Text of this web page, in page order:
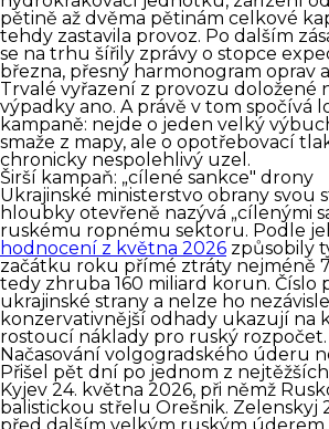
pětině až dvěma pětinám celkové
tehdy zastavila provoz. Po dalším
se na trhu šířily zprávy o stopce
března, přesný harmonogram oprav
Trvalé vyřazení z provozu doložené
výpadky ano. A právě v tom spočívá
kampaně: nejde o jeden velký
smaže z mapy, ale o opotřebovací
chronicky nespolehlivý uzel.
Širší kampaň: „cílené sankce" drony
Ukrajinské ministerstvo obrany svou
hloubky otevřeně nazývá „cílenými
ruskému ropnému sektoru. Podle
hodnocení z května 2026 způsobily
začátku roku přímé ztráty nejméně
tedy zhruba 160 miliard korun. Číslo
ukrajinské strany a nelze ho
konzervativnější odhady ukazují na
rostoucí náklady pro ruský rozpočet.
Načasování volgogradského úderu
Přišel pět dní po jednom z
Kyjev 24. května 2026, při němž
balistickou střelu Orešnik. Zelenskyj